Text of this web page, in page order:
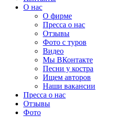
О нас
О фирме
Пресса о нас
Отзывы
Фото с туров
Видео
Мы ВКонтакте
Песни у костра
Ищем авторов
Наши вакансии
Пресса о нас
Отзывы
Фото